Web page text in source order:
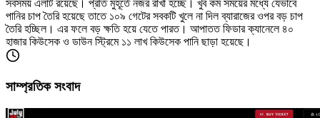
সবসময় এলার্ট রয়েছে। প্রতি মুহূর্তে নজর রাখা হচ্ছে। খুব কম সময়ের মধ্যে যেভাবে
পানির চাপ তৈরি হয়েছে তাতে ১০৯ গেটের সবকটি খুলে না দিল ব্যারাজের ওপর বড় চাপ
তৈরি হচ্ছিল। এর ফলে বড় ক্ষতি হয়ে যেতে পারত। আপাতত ফিডার ক্যানেলে ৪০
হাজার কিউসেক ও ডাউন স্ট্রিমে ১১ লাখ কিউসেক পানি ছাড়া হয়েছে।
সাম্প্রতিক সংবাদ